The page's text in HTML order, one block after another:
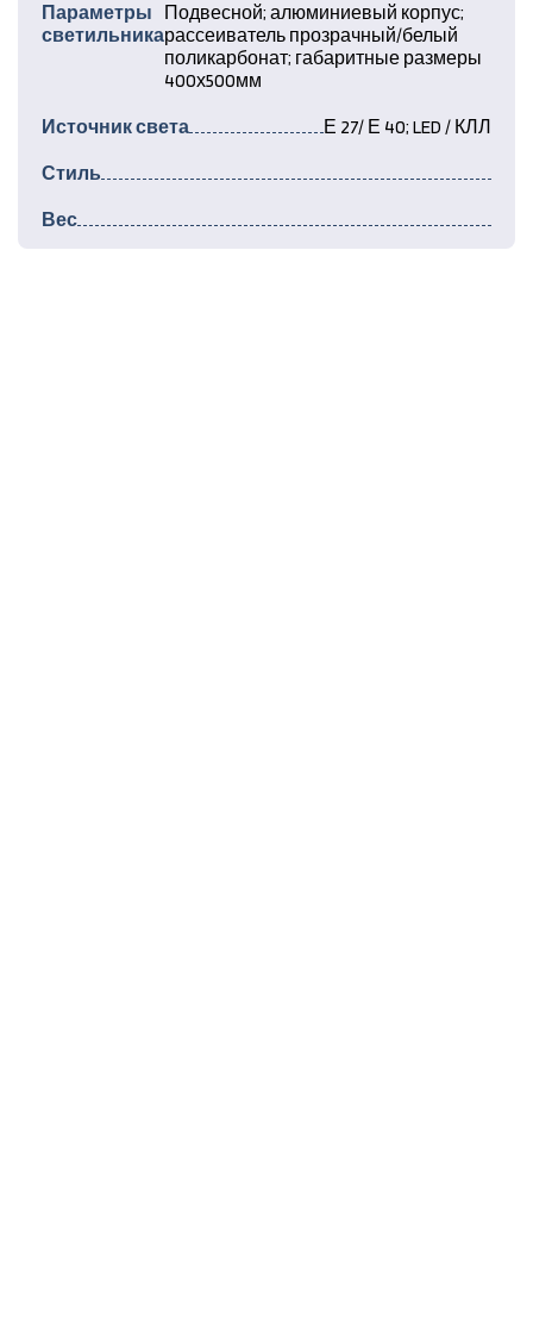
Параметры
светильника
Подвесной; алюминиевый корпус;
рассеиватель прозрачный/белый
поликарбонат; габаритные размеры
400х500мм
Источник света Е 27/ Е 40; LED / КЛЛ
Стиль
Вес